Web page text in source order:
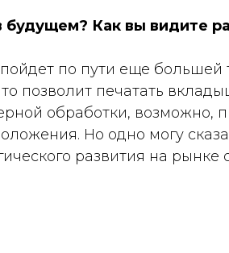
Как вы видите
по пути еще большей
позволит печатать
обработки,
Но одно могу
развития на рынке